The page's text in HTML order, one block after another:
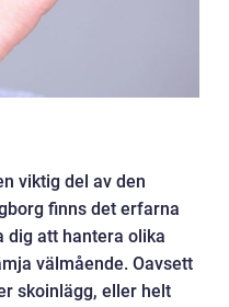
viktig del av den
finns det erfarna
dig att hantera olika
välmående. Oavsett
skoinlägg, eller helt